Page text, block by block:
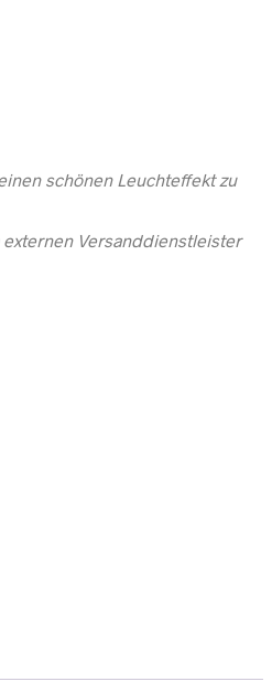
schönen Leuchteffekt zu
Versanddienstleister